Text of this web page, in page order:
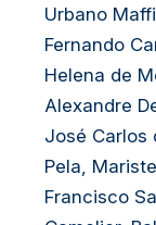
Urbano
Fernando
Helena de
Alexandre
José Carlos
Pela,
Francisco